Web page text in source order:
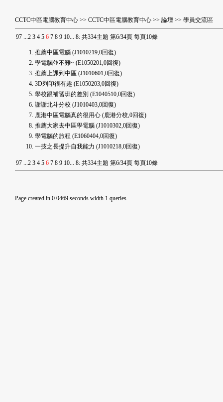
CCTC中區電腦教育中心 >> CCTC中區電腦教育中心 >> 論壇 >> 學員交流區
97 ...2 3 4 5 6 7 8 9 10... 8: 共334主題 第6/34頁 每頁10條
推薦中區電腦 (J1010219,0回復)
學電腦並不難~ (E1050201,0回復)
推薦上課到中區 (J1010601,0回復)
3D列印很有趣 (E1050203,0回復)
學校跟補習班的差別 (E1040510,0回復)
謝謝北斗分校 (J1010403,0回復)
鹿港中區電腦真的很用心 (鹿港分校,0回復)
推薦大家去中區學電腦 (J1010302,0回復)
學電腦的旅程 (E1060404,0回復)
一技之長提升自我能力 (J1010218,0回復)
97 ...2 3 4 5 6 7 8 9 10... 8: 共334主題 第6/34頁 每頁10條
Page created in 0.0469 seconds width 1 queries.